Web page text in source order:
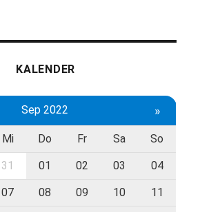
KALENDER
Sep 2022 »
Mi Do Fr Sa So
31 01 02 03 04
07 08 09 10 11